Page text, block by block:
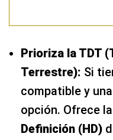
Prioriza la TDT
Terrestre): Si
compatible y
opción. Ofrece
Definición (HD)